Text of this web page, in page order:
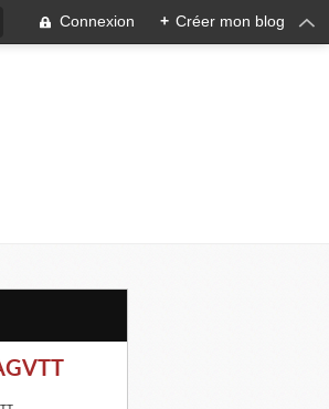
Connexion + Créer mon blog